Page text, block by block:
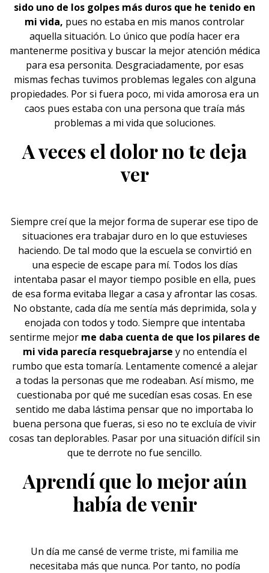
sido uno de los golpes más duros que he tenido en
mi vida, pues no estaba en mis manos controlar
aquella situación. Lo único que podía hacer era
mantenerme positiva y buscar la mejor atención médica
para esa personita. Desgraciadamente, por esas
mismas fechas tuvimos problemas legales con alguna
propiedades. Por si fuera poco, mi vida amorosa era un
caos pues estaba con una persona que traía más
problemas a mi vida que soluciones.
A veces el dolor no te deja
ver
Siempre creí que la mejor forma de superar ese tipo de
situaciones era trabajar duro en lo que estuvieses
haciendo. De tal modo que la escuela se convirtió en
una especie de escape para mí. Todos los días
intentaba pasar el mayor tiempo posible en ella, pues
de esa forma evitaba llegar a casa y afrontar las cosas.
No obstante, cada día me sentía más deprimida, sola y
enojada con todos y todo. Siempre que intentaba
sentirme mejor me daba cuenta de que los pilares de
mi vida parecía resquebrajarse y no entendía el
rumbo que esta tomaría. Lentamente comencé a alejar
a todas la personas que me rodeaban. Así mismo, me
cuestionaba por qué me sucedían esas cosas. En ese
sentido me daba lástima pensar que no importaba lo
buena persona que fueras, si eso no te excluía de vivir
cosas tan deplorables. Pasar por una situación difícil sin
que te derrote no fue sencillo.
Aprendí que lo mejor aún
había de venir
Un día me cansé de verme triste, mi familia me
necesitaba más que nunca. Por tanto, no podía